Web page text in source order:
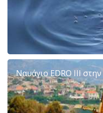
Ναυάγιο EDRO III